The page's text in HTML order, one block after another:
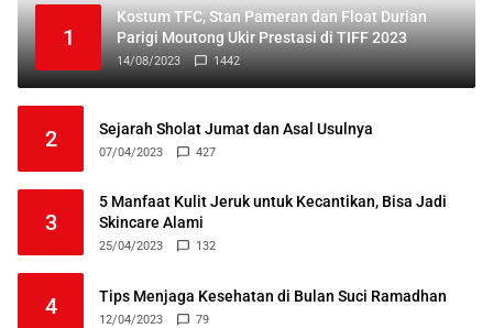
1
Kostum TFC, Stan Pameran dan Float Durian
Parigi Moutong Ukir Prestasi di TIFF 2023
14/08/2023 1442
2 Sejarah Sholat Jumat dan Asal Usulnya
07/04/2023 427
3
5 Manfaat Kulit Jeruk untuk Kecantikan, Bisa Jadi
Skincare Alami
25/04/2023 132
4 Tips Menjaga Kesehatan di Bulan Suci Ramadhan
12/04/2023 79